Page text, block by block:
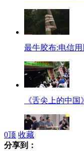
最牛胶布:电信
《舌尖上的中
0顶 收藏
分享到：